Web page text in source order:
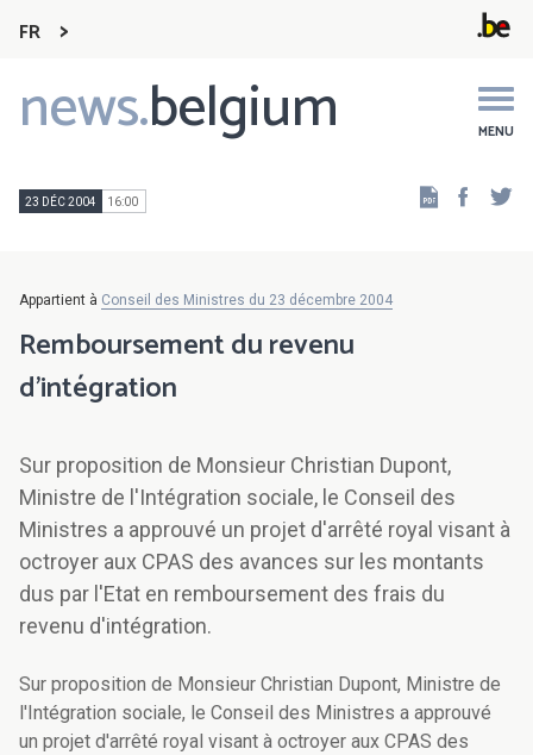
FR
news.belgium MENU
Main
navigation
23 DÉC 2004 16:00
Appartient à Conseil des Ministres du 23 décembre 2004
Remboursement du revenu
d'intégration
Sur proposition de Monsieur Christian Dupont,
Ministre de l'Intégration sociale, le Conseil des
Ministres a approuvé un projet d'arrêté royal visant à
octroyer aux CPAS des avances sur les montants
dus par l'Etat en remboursement des frais du
revenu d'intégration.
Sur proposition de Monsieur Christian Dupont, Ministre de
l'Intégration sociale, le Conseil des Ministres a approuvé
un projet d'arrêté royal visant à octroyer aux CPAS des